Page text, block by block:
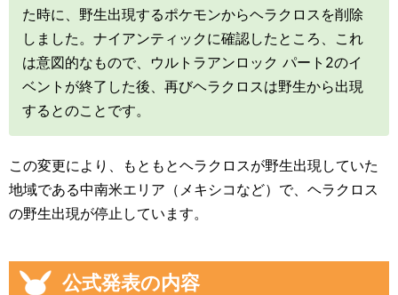
た時に、野生出現するポケモンからヘラクロスを削除
しました。ナイアンティックに確認したところ、これ
は意図的なもので、ウルトラアンロック パート2のイ
ベントが終了した後、再びヘラクロスは野生から出現
するとのことです。
この変更により、もともとヘラクロスが野生出現していた
地域である中南米エリア（メキシコなど）で、ヘラクロス
の野生出現が停止しています。
公式発表の内容